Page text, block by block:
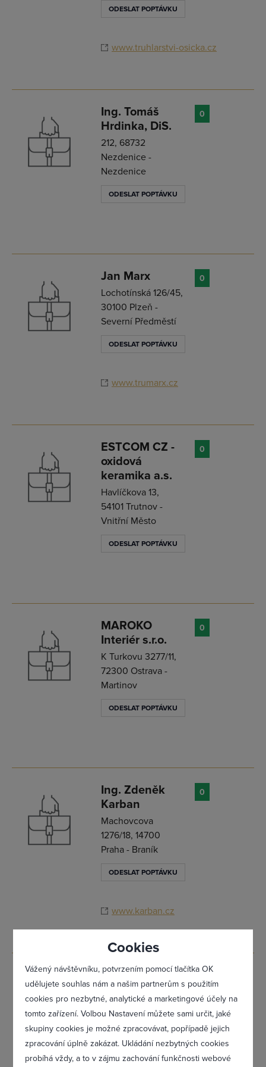
Cookies
Vážený návštěvníku, potvrzením pomocí tlačítka OK
udělujete souhlas nám a našim partnerům s použitím
cookies pro nezbytné, analytické a marketingové účely na
tomto zařízení. Volbou Nastavení můžete sami určit, jaké
skupiny cookies je možné zpracovávat, popřípadě jejich
zpracování úplně zakázat. Ukládání nezbytných cookies
probíhá vždy, a to v zájmu zachování funkčnosti webové
ODESLAT POPTÁVKU
www.truhlarstvi-osicka.cz
Ing. Tomáš
Hrdinka, DiS.
212, 68732
Nezdenice -
Nezdenice
ODESLAT POPTÁVKU
0
Jan Marx
Lochotínská 126/45,
30100 Plzeň -
Severní Předměstí
ODESLAT POPTÁVKU
www.trumarx.cz
0
ESTCOM CZ -
oxidová
keramika a.s.
Havlíčkova 13,
54101 Trutnov -
Vnitřní Město
ODESLAT POPTÁVKU
0
MAROKO
Interiér s.r.o.
K Turkovu 3277/11,
72300 Ostrava -
Martinov
ODESLAT POPTÁVKU
0
Ing. Zdeněk
Karban
Machovcova
1276/18, 14700
Praha - Braník
ODESLAT POPTÁVKU
www.karban.cz
0
Zdeněk
Svoboda
U stromovky 736,
pod Třemšínem -
Rožmi
Přihlásit se
Zapomněl(a) jsem heslo